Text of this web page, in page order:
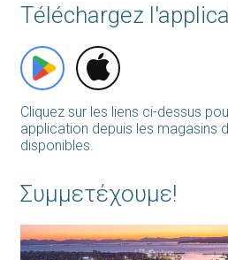
Téléchargez
Cliquez sur les liens ci-dessus
application depuis les magasins
disponibles.
Συμμετέχουμε!